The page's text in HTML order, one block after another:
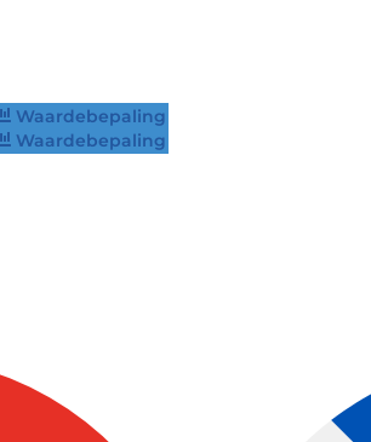
Waardebepaling
Waardebepaling